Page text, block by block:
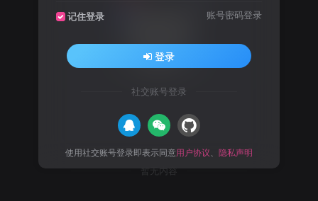
暂无内容
记住登录 账号密码登录
登录
社交账号登录
使用社交账号登录即表示同意用户协议 隐私声明